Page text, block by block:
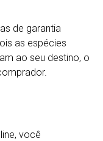
de garantia
as espécies
ao seu destino, o
você